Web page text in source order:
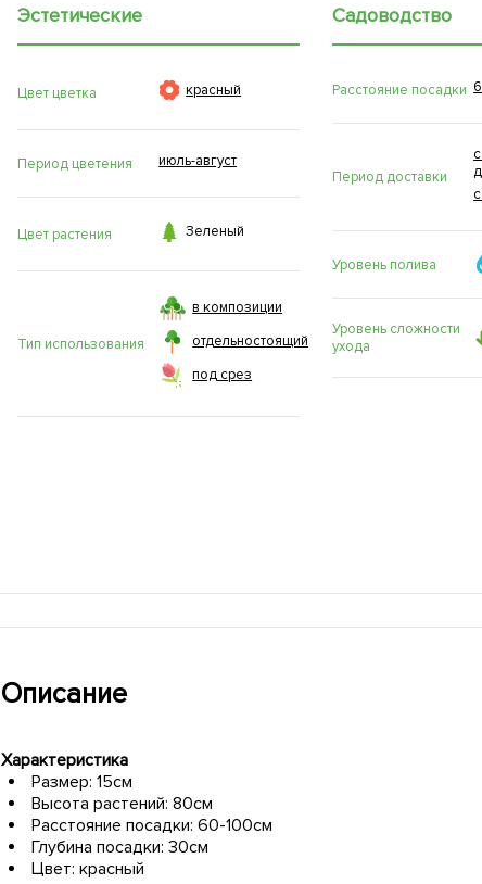
Эстетические
Цвет цветка  красный
Период цветения июль-август
Цвет растения  Зеленый
Тип использования
в композиции
отдельностоящий
под срез
Садоводство
Расстояние посадки
Период доставки
Уровень полива
Уровень сложности
ухода
Описание
Характеристика
Размер: 15см
Высота растений: 80см
Расстояние посадки: 60-100см
Глубина посадки: 30см
Цвет: красный